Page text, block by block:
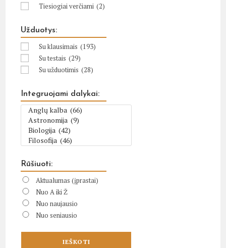
Tiesiogiai verčiami (2)
Užduotys:
Su klausimais (193)
Su testais (29)
Su užduotimis (28)
Integruojami dalykai:
Rūšiuoti:
Aktualumas (įprastai)
Nuo A iki Ž
Nuo naujausio
Nuo seniausio